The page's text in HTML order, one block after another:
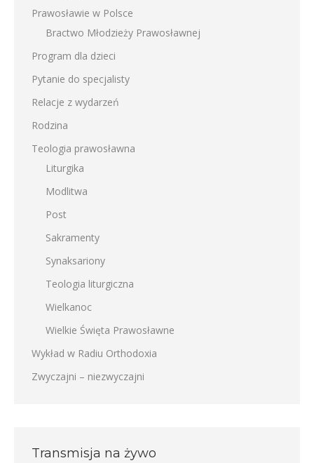
Prawosławie w Polsce
Bractwo Młodzieży Prawosławnej
Program dla dzieci
Pytanie do specjalisty
Relacje z wydarzeń
Rodzina
Teologia prawosławna
Liturgika
Modlitwa
Post
Sakramenty
Synaksariony
Teologia liturgiczna
Wielkanoc
Wielkie Święta Prawosławne
Wykład w Radiu Orthodoxia
Zwyczajni – niezwyczajni
Transmisja na żywo